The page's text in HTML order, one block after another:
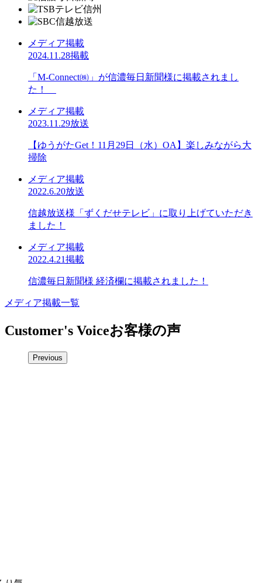
メディア掲載
2024.11.28掲載
「M-Connect㈱」が信濃毎日新聞様に掲載されまし
た！
メディア掲載
2023.11.29放送
【ゆうがたGet！11月29日（水）OA】楽しみながら大
掃除
メディア掲載
2022.6.20放送
信越放送様「ずくだせテレビ」に取り上げていただき
ました！
メディア掲載
2022.4.21掲載
信濃毎日新聞様 経済欄に掲載されました！
メディア掲載一覧
Customer's Voiceお客様の声
Previous